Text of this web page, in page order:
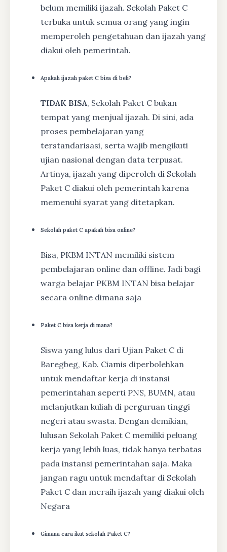
belum memiliki ijazah. Sekolah Paket C
terbuka untuk semua orang yang ingin
memperoleh pengetahuan dan ijazah yang
diakui oleh pemerintah.
Apakah ijazah paket C bisa di beli?
TIDAK BISA, Sekolah Paket C bukan
tempat yang menjual ijazah. Di sini, ada
proses pembelajaran yang
terstandarisasi, serta wajib mengikuti
ujian nasional dengan data terpusat.
Artinya, ijazah yang diperoleh di Sekolah
Paket C diakui oleh pemerintah karena
memenuhi syarat yang ditetapkan.
Sekolah paket C apakah bisa online?
Bisa, PKBM INTAN memiliki sistem
pembelajaran online dan offline. Jadi bagi
warga belajar PKBM INTAN bisa belajar
secara online dimana saja
Paket C bisa kerja di mana?
Siswa yang lulus dari Ujian Paket C di
Baregbeg, Kab. Ciamis diperbolehkan
untuk mendaftar kerja di instansi
pemerintahan seperti PNS, BUMN, atau
melanjutkan kuliah di perguruan tinggi
negeri atau swasta. Dengan demikian,
lulusan Sekolah Paket C memiliki peluang
kerja yang lebih luas, tidak hanya terbatas
pada instansi pemerintahan saja. Maka
jangan ragu untuk mendaftar di Sekolah
Paket C dan meraih ijazah yang diakui oleh
Negara
Gimana cara ikut sekolah Paket C?